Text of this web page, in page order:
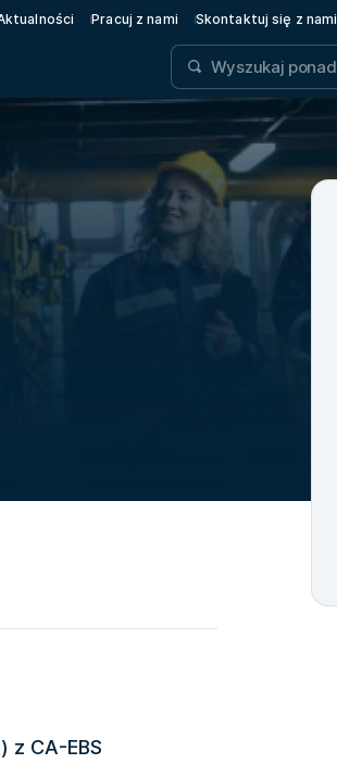
Pracuj z nami Skontaktuj się z nami
z CA-EBS